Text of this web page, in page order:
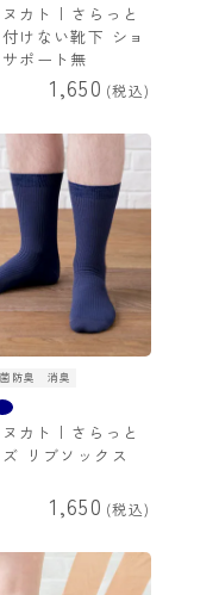
カト | さらっと
けない靴下 ショ
ポート無
1,650 税込
防臭 消臭
カト | さらっと
リブソックス
1,650 税込